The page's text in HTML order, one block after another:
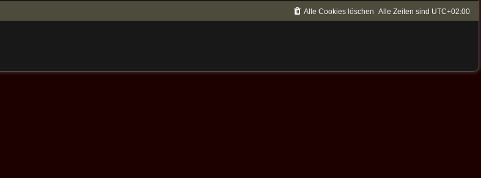
Alle Zeiten sind UTC+02:00
Alle Cookies löschen